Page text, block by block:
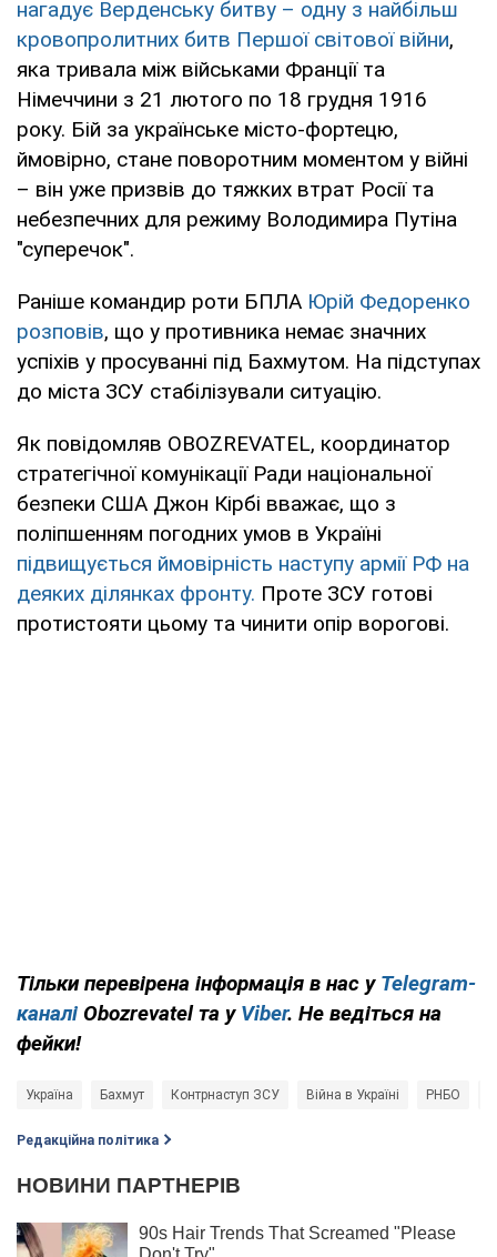
нагадує Верденську битву – одну з найбільш
кровопролитних битв Першої світової війни,
яка тривала між військами Франції та
Німеччини з 21 лютого по 18 грудня 1916
року. Бій за українське місто-фортецю,
ймовірно, стане поворотним моментом у війні
– він уже призвів до тяжких втрат Росії та
небезпечних для режиму Володимира Путіна
"суперечок".
Раніше командир роти БПЛА Юрій Федоренко
розповів, що у противника немає значних
успіхів у просуванні під Бахмутом. На підступах
до міста ЗСУ стабілізували ситуацію.
Як повідомляв OBOZREVATEL, координатор
стратегічної комунікації Ради національної
безпеки США Джон Кірбі вважає, що з
поліпшенням погодних умов в Україні
підвищується ймовірність наступу армії РФ на
деяких ділянках фронту. Проте ЗСУ готові
протистояти цьому та чинити опір ворогові.
Тільки перевірена інформація в нас у Telegram-
каналі Obozrevatel та у Viber. Не ведіться на
фейки!
Україна Бахмут Контрнаступ ЗСУ Війна в Україні РНБО
Редакційна політика